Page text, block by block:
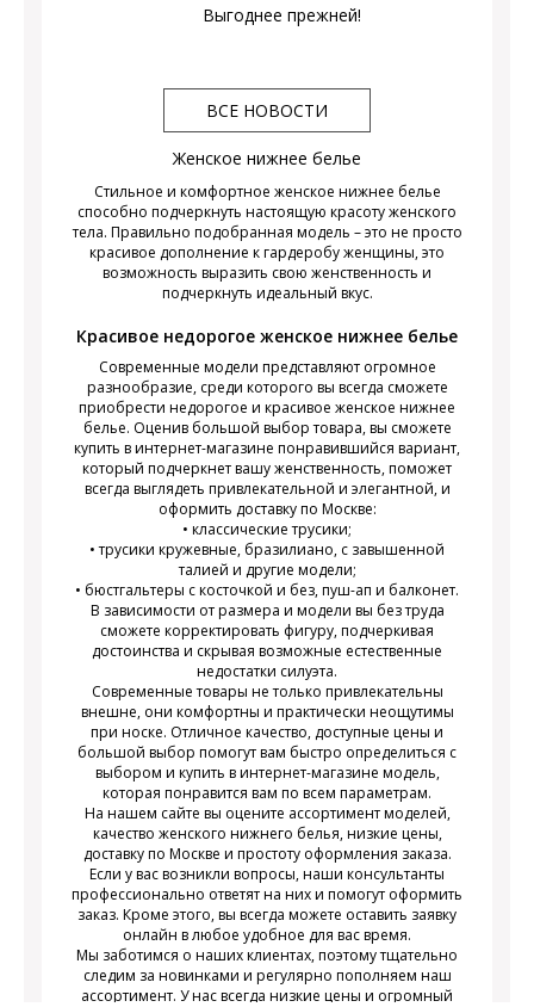
Выгоднее прежней!
ВСЕ НОВОСТИ
Женское нижнее белье
Стильное и комфортное женское нижнее белье
способно подчеркнуть настоящую красоту женского
тела. Правильно подобранная модель – это не просто
красивое дополнение к гардеробу женщины, это
возможность выразить свою женственность и
подчеркнуть идеальный вкус.
Красивое недорогое женское нижнее белье
Современные модели представляют огромное
разнообразие, среди которого вы всегда сможете
приобрести недорогое и красивое женское нижнее
белье. Оценив большой выбор товара, вы сможете
купить в интернет-магазине понравившийся вариант,
который подчеркнет вашу женственность, поможет
всегда выглядеть привлекательной и элегантной, и
оформить доставку по Москве:
• классические трусики;
• трусики кружевные, бразилиано, с завышенной
талией и другие модели;
• бюстгальтеры с косточкой и без, пуш-ап и балконет.
В зависимости от размера и модели вы без труда
сможете корректировать фигуру, подчеркивая
достоинства и скрывая возможные естественные
недостатки силуэта.
Современные товары не только привлекательны
внешне, они комфортны и практически неощутимы
при носке. Отличное качество, доступные цены и
большой выбор помогут вам быстро определиться с
выбором и купить в интернет-магазине модель,
которая понравится вам по всем параметрам.
На нашем сайте вы оцените ассортимент моделей,
качество женского нижнего белья, низкие цены,
доставку по Москве и простоту оформления заказа.
Если у вас возникли вопросы, наши консультанты
профессионально ответят на них и помогут оформить
заказ. Кроме этого, вы всегда можете оставить заявку
онлайн в любое удобное для вас время.
Мы заботимся о наших клиентах, поэтому тщательно
следим за новинками и регулярно пополняем наш
ассортимент. У нас всегда низкие цены и огромный